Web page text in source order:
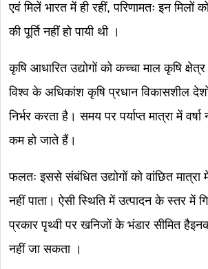
एवं मिलें भारत में ही रहीं, परिणामतः इन
की पूर्ति नहीं हो पायी थी ।
कृषि आधारित उद्योगों को कच्चा माल कृषि क्षेत्र
विश्व के अधिकांश कृषि प्रधान विकासशील
निर्भर करता है। समय पर पर्याप्त मात्रा में
कम हो जाते हैं।
फलतः इससे संबंधित उद्योगों को वांछित
नहीं पाता। ऐसी स्थिति में उत्पादन के स्तर में
प्रकार पृथ्वी पर खनिजों के भंडार सीमित
नहीं जा सकता ।